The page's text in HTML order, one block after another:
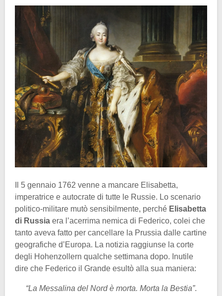
Il 5 gennaio 1762 venne a mancare Elisabetta,
imperatrice e autocrate di tutte le Russie. Lo scenario
politico-militare mutò sensibilmente, perché Elisabetta
di Russia era l’acerrima nemica di Federico, colei che
tanto aveva fatto per cancellare la Prussia dalle cartine
geografiche d’Europa. La notizia raggiunse la corte
degli Hohenzollern qualche settimana dopo. Inutile
dire che Federico il Grande esultò alla sua maniera:
“La Messalina del Nord è morta. Morta la Bestia”.